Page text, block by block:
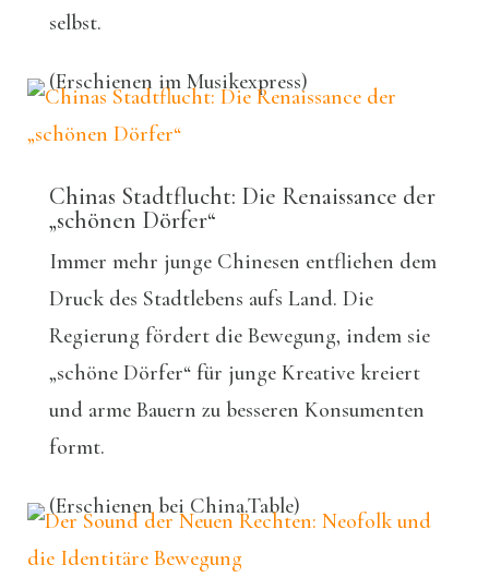
selbst.
(Erschienen im Musikexpress)
Chinas Stadtflucht: Die Renaissance der
„schönen Dörfer“
Immer mehr junge Chinesen entfliehen dem
Druck des Stadtlebens aufs Land. Die
Regierung fördert die Bewegung, indem sie
„schöne Dörfer“ für junge Kreative kreiert
und arme Bauern zu besseren Konsumenten
formt.
(Erschienen bei China.Table)